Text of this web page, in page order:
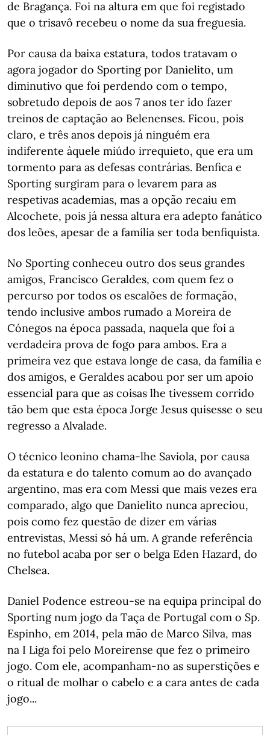
de Bragança. Foi na altura em que foi registado
que o trisavô recebeu o nome da sua freguesia.
Por causa da baixa estatura, todos tratavam o
agora jogador do Sporting por Danielito, um
diminutivo que foi perdendo com o tempo,
sobretudo depois de aos 7 anos ter ido fazer
treinos de captação ao Belenenses. Ficou, pois
claro, e três anos depois já ninguém era
indiferente àquele miúdo irrequieto, que era um
tormento para as defesas contrárias. Benfica e
Sporting surgiram para o levarem para as
respetivas academias, mas a opção recaiu em
Alcochete, pois já nessa altura era adepto fanático
dos leões, apesar de a família ser toda benfiquista.
No Sporting conheceu outro dos seus grandes
amigos, Francisco Geraldes, com quem fez o
percurso por todos os escalões de formação,
tendo inclusive ambos rumado a Moreira de
Cónegos na época passada, naquela que foi a
verdadeira prova de fogo para ambos. Era a
primeira vez que estava longe de casa, da família e
dos amigos, e Geraldes acabou por ser um apoio
essencial para que as coisas lhe tivessem corrido
tão bem que esta época Jorge Jesus quisesse o seu
regresso a Alvalade.
O técnico leonino chama-lhe Saviola, por causa
da estatura e do talento comum ao do avançado
argentino, mas era com Messi que mais vezes era
comparado, algo que Danielito nunca apreciou,
pois como fez questão de dizer em várias
entrevistas, Messi só há um. A grande referência
no futebol acaba por ser o belga Eden Hazard, do
Chelsea.
Daniel Podence estreou-se na equipa principal do
Sporting num jogo da Taça de Portugal com o Sp.
Espinho, em 2014, pela mão de Marco Silva, mas
na I Liga foi pelo Moreirense que fez o primeiro
jogo. Com ele, acompanham-no as superstições e
o ritual de molhar o cabelo e a cara antes de cada
jogo...